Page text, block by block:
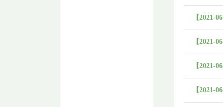
【2021-
【2021-
【2021-
【2021-